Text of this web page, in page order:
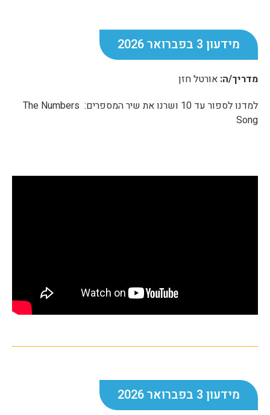
מידעון 3 בפברואר 2026
מדריך/ה: אורטל חזן
למדנו לספור עד 10 ושרנו את שיר המספרים: The Numbers
Song
מידעון 3 בפברואר 2026